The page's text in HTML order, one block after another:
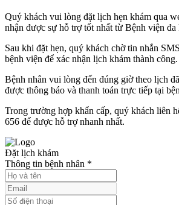
Quý khách vui lòng đặt lịch hẹn khám qua
nhận được sự hỗ trợ tốt nhất từ Bệnh viện
Sau khi đặt hẹn, quý khách chờ tin nhắn
bệnh viện để xác nhận lịch khám thành công.
Bệnh nhân vui lòng đến đúng giờ theo lịch
được thông báo và thanh toán trực tiếp tại
Trong trường hợp khẩn cấp, quý khách liên
656 để được hỗ trợ nhanh nhất.
Đặt lịch khám
Thông tin bệnh nhân *